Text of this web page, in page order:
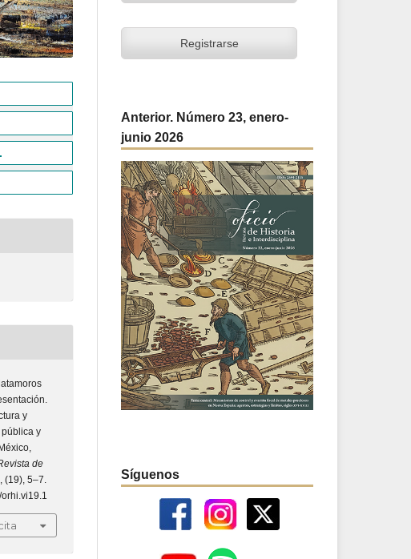
y
y
de
, (19), 5–7.
Registrarse
Anterior. Número 23, enero-
junio 2026
Síguenos